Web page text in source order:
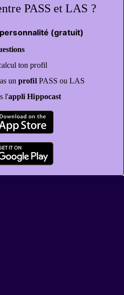
PASS et LAS ?
(gratuit)
ton profil
unprofilPASS ou LAS
l'appli Hippocast